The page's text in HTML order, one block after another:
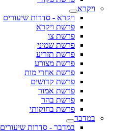
ויקרא
ויקרא - סדרות שיעורים
פרשת ויקרא
פרשת צו
פרשת שמיני
פרשת תזריע
פרשת מצורע
פרשת אחרי מות
פרשת קדושים
פרשת אמור
פרשת בהר
פרשת בחוקותי
במדבר
במדבר - סדרות שיעורים